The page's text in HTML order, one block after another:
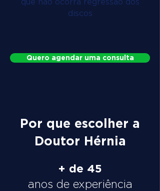
discos
Quero agendar uma consulta
Por que escolher a
Doutor Hérnia
+ de 45
anos de experiência